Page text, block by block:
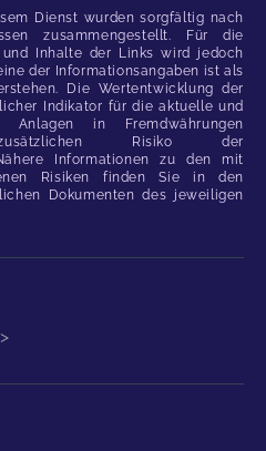
Dienst wurden sorgfältig nach
zusammengestellt. Für die
Inhalte der Links wird jedoch
der Informationsangaben ist als
Die Wertentwicklung der
Indikator für die aktuelle und
Anlagen in Fremdwährungen
Risiko der
Informationen zu den mit
Risiken finden Sie in den
Dokumenten des jeweiligen